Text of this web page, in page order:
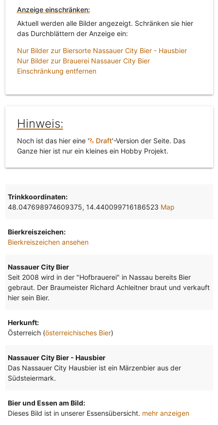
Anzeige einschränken:
Aktuell werden alle Bilder angezeigt. Schränken sie hier
das Durchblättern der Anzeige ein:
Nur Bilder zur Biersorte Nassauer City Bier - Hausbier
Nur Bilder zur Brauerei Nassauer City Bier
Einschränkung entfernen
Hinweis:
Noch ist das hier eine ' Draft'-Version der Seite. Das
Ganze hier ist nur ein kleines ein Hobby Projekt.
Trinkkoordinaten:
48.047698974609375, 14.440099716186523 Map
Bierkreiszeichen:
Bierkreiszeichen ansehen
Nassauer City Bier
Seit 2008 wird in der "Hofbrauerei" in Nassau bereits Bier
gebraut. Der Braumeister Richard Achleitner braut und verkauft
hier sein Bier.
Herkunft:
Österreich (österreichisches Bier)
Nassauer City Bier - Hausbier
Das Nassauer City Hausbier ist ein Märzenbier aus der
Südsteiermark.
Bier und Essen am Bild:
Dieses Bild ist in unserer Essensübersicht. mehr anzeigen